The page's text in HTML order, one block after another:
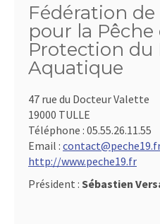
Fédération de
pour la Pêche
Protection du
Aquatique
47 rue du Docteur Valette
19000 TULLE
Téléphone : 05.55.26.11.55
Email :
http://www.peche19.fr
Président : Sébastien